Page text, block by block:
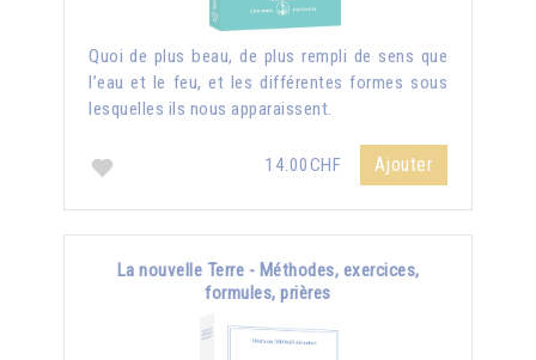
Quoi de plus beau, de plus rempli de sens que
l’eau et le feu, et les différentes formes sous
lesquelles ils nous apparaissent.
14.00CHF Ajouter
La nouvelle Terre - Méthodes, exercices,
formules, prières